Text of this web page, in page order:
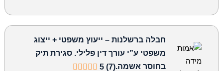
חבלה ברשלנות – ייעוץ משפטי + ייצוג
משפטי ע”י עורך דין פלילי. סגירת תיק
בחוסר אשמה.5 (7)